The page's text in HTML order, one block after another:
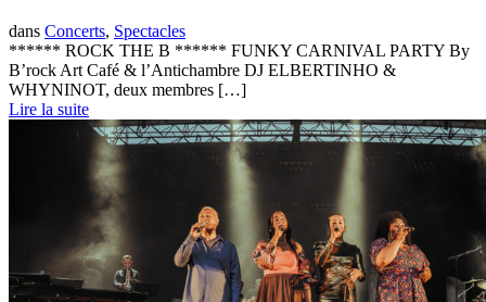
dans Concerts, Spectacles
****** ROCK THE B ****** FUNKY CARNIVAL PARTY By
B’rock Art Café & l’Antichambre DJ ELBERTINHO &
WHYNINOT, deux membres […]
Lire la suite